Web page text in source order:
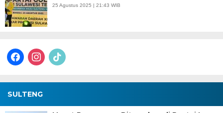
25 Agustus 2025 | 21:43 WIB
facebookinstagram
tiktok
SULTENG